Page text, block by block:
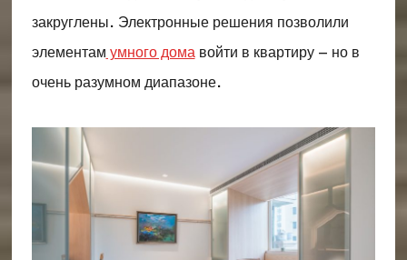
закруглены. Электронные решения позволили
элементам умного домавойти в квартиру – но в
очень разумном диапазоне.